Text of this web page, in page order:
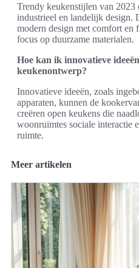
Trendy keukenstijlen van 2023
industrieel en landelijk design.
modern design met comfort en
focus op duurzame materialen.
Hoe kan ik innovatieve
keukenontwerp?
Innovatieve ideeën, zoals
apparaten, kunnen de
creëren open keukens die
woonruimtes sociale interactie
ruimte.
Meer artikelen